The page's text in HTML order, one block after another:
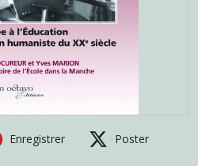
Enregistrer Poster